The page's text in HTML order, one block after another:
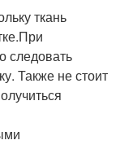
ткань
следовать
Также не стоит